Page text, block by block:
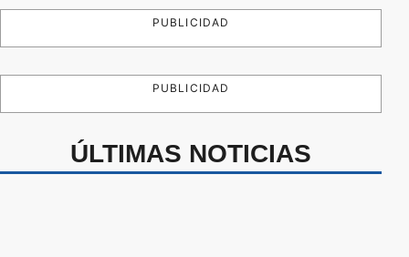
PUBLICIDAD
PUBLICIDAD
ÚLTIMAS NOTICIAS